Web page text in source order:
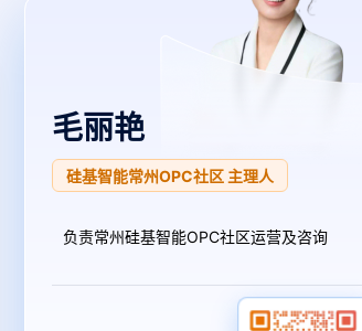
张浩军
中国电信（常州）OPC众创社区 项目经
理
负责中国电信（常州）OPC众创社区运营